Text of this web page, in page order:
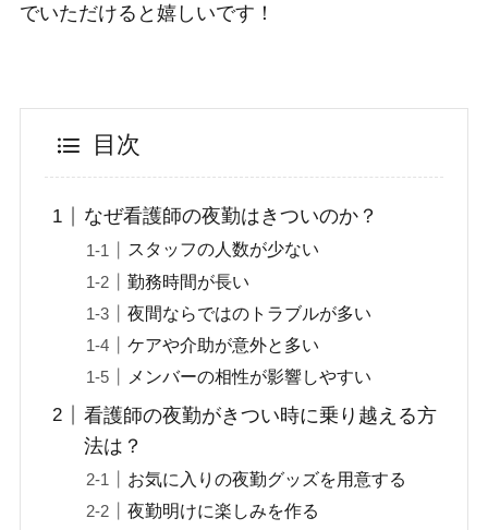
でいただけると嬉しいです！
目次
なぜ看護師の夜勤はきついのか？
スタッフの人数が少ない
勤務時間が長い
夜間ならではのトラブルが多い
ケアや介助が意外と多い
メンバーの相性が影響しやすい
看護師の夜勤がきつい時に乗り越える方
法は？
お気に入りの夜勤グッズを用意する
夜勤明けに楽しみを作る